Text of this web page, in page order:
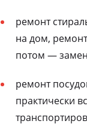
ремонт
на дом,
потом —
ремонт
практически